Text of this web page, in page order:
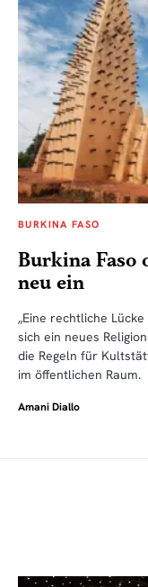
BURKINA FASO
Burkina Faso
neu ein
„Eine rechtliche
sich ein neues
die Regeln für
im öffentlichen Raum.
Amani Diallo